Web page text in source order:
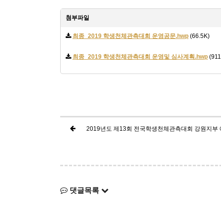
첨부파일
최종_2019 학생천체관측대회 운영공문.hwp (66.5K)
최종_2019 학생천체관측대회 운영및 심사계획.hwp
2019년도 제13회 전국학생천체관측대회 강원지부
댓글목록